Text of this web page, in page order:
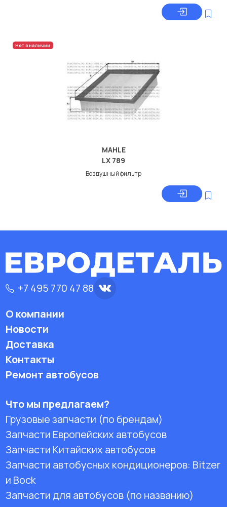
Нет в наличии
MAHLE
LX 789
Воздушный фильтр
+7 495 770 47 88
О компании
Новости
Доставка
Контакты
Ремонт автобусов
Что мы предлагаем?
Грузовые запчасти (по брендам)
Запчасти Европейских автобусов
Запчасти Китайских автобусов
Запчасти автобусных кондиционеров: Bitzer
и Bock
Запчасти для автобусов (по названию)